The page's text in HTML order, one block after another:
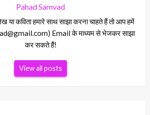
Pahad Samvad
या कविता हमारे साथ साझा करना चाहते हैं तो आप हमें
Email के माध्यम से भेजकर साझा
कर सकते हैं!
View all posts